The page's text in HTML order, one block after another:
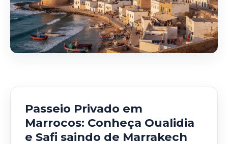
Passeio Privado em
Marrocos: Conheça Oualidia
e Safi saindo de Marrakech